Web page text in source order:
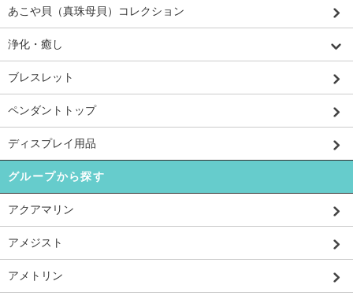
あこや貝（真珠母貝）コレクション
浄化・癒し
ブレスレット
ペンダントトップ
ディスプレイ用品
グループから探す
アクアマリン
アメジスト
アメトリン